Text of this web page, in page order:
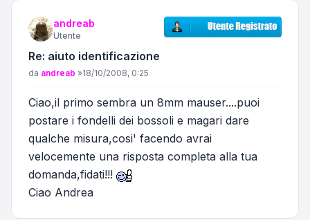
andreab
Utente
Re: aiuto identificazione
Messaggio
da andreab »18/10/2008, 0:25
Ciao,il primo sembra un 8mm mauser....puoi
postare i fondelli dei bossoli e magari dare
qualche misura,cosi' facendo avrai
velocemente una risposta completa alla tua
domanda,fidati!!!
Ciao Andrea